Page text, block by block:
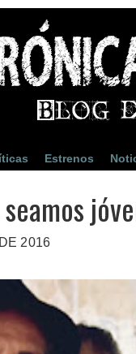
Estrenos
2016